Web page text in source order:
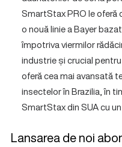
SmartStax PRO le oferă
o nouă linie a Bayer
împotriva viermilor
industrie și crucial
oferă cea mai avansată
insectelor în Brazilia, în
SmartStax din SUA cu
Lansarea de noi